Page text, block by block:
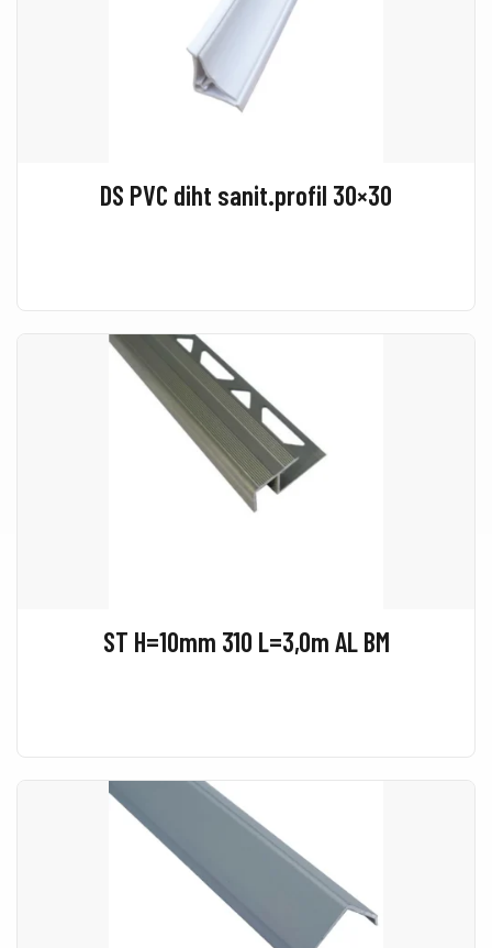
DS PVC diht sanit.profil 30×30
ST H=10mm 310 L=3,0m AL BM